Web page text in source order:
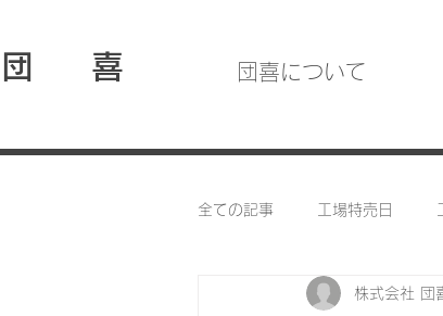
団 喜 団喜について
全ての記事 工場特売日
株式会社 団